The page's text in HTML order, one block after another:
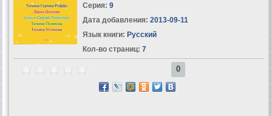
Серия: 9
Дата добавления: 2013-09-11
Язык книги: Русский
Кол-во страниц: 7
0